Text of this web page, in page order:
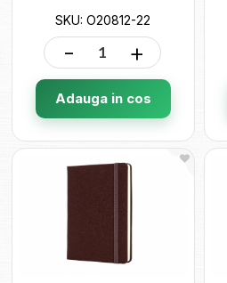
SKU: O20812-22
- +
Adauga in cos